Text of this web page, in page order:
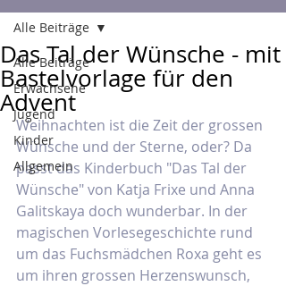
Alle Beiträge
Erwachsene
Jugend
Kinder
Allgemein
Alle Beiträge
Das Tal der Wünsche - mit
Bastelvorlage für den
Advent
Weihnachten ist die Zeit der grossen
Wünsche und der Sterne, oder? Da
passt das Kinderbuch "Das Tal der
Wünsche" von Katja Frixe und Anna
Galitskaya doch wunderbar. In der
magischen Vorlesegeschichte rund
um das Fuchsmädchen Roxa geht es
um ihren grossen Herzenswunsch,